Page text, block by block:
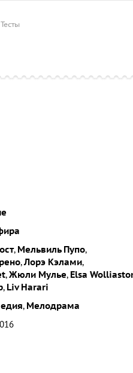
Тесты
, Мельвиль Пупо,
,Лорэ Кэлами,
,Жюли Мулье, Elsa
, Liv Harari
, Мелодрама